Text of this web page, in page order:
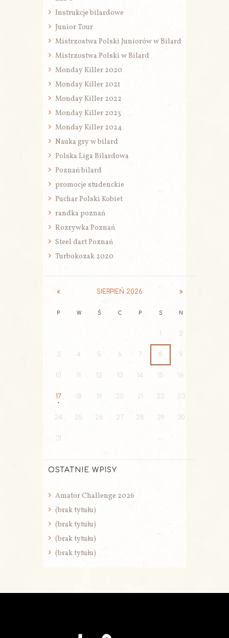
Instrukcje bilardowe
Junior Tour
Mistrzostwa Polski Juniorów w Bilard
Mistrzostwa Polski w Bilard
Monday Killer 2020
Monday Killer 2021
Monday Killer 2022
Monday Killer 2023
Monday Killer 2024
Nauka gry w bilard
Polska Liga Bilardowa
Poznań bilard
promocje studenckie
Puchar Polski Kobiet
randka poznań
Rozrywka Poznań
Steel dart Poznań
Turbokozak 2020
SIERPIEŃ 2026
P W Ś C P S N
2
3 4 5 6 7 8 9
10 11 12 13 14 15 16
17 18 19 20 21 22 23
24 25 26 27 28 29 30
31
OSTATNIE WPISY
Amator Challenge 2026
(brak tytułu)
(brak tytułu)
(brak tytułu)
(brak tytułu)